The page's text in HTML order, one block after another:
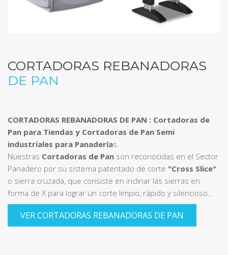
CORTADORAS REBANADORAS
DE PAN
CORTADORAS REBANADORAS DE PAN : Cortadoras de
Pan para Tiendas y Cortadoras de Pan Semi
industriales para Panaderías.
Nuestras Cortadoras de Pan son reconocidas en el Sector
Panadero por su sistema patentado de corte "Cross Slice"
o sierra cruzada, que consiste en inclinar las sierras en
forma de X para lograr un corte limpio, rápido y silencioso..
VER CORTADORAS REBANADORAS DE PAN